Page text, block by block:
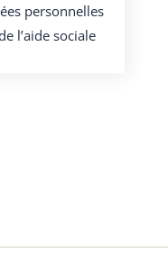
personnelles
l’aide sociale